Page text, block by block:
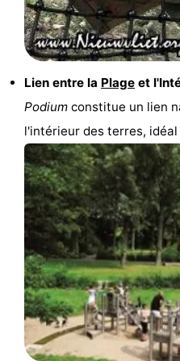
Piscines
Faire
vélo
Équitation
Terrains
de
golf
Surfen
Peche
Sportive
Equitation
Glossopètre
Observation
des
Boire
Lien entre la Plage et
Podium constitue un lien
l'intérieur des terres,